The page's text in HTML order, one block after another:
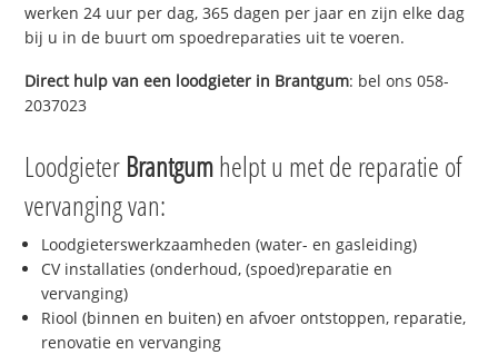
werken 24 uur per dag, 365 dagen per jaar en zijn elke dag
bij u in de buurt om spoedreparaties uit te voeren.
Direct hulp van een loodgieter in Brantgum: bel ons 058-
2037023
Loodgieter Brantgumhelpt u met de reparatie of
vervanging van:
Loodgieterswerkzaamheden (water- en gasleiding)
CV installaties (onderhoud, (spoed)reparatie en
vervanging)
Riool (binnen en buiten) en afvoer ontstoppen, reparatie,
renovatie en vervanging